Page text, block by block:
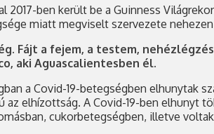
2017-ben került be a Guinness
miatt megviselt szervezete
Fájt a fejem, a testem,
aki Aguascalientesben él.
a Covid-19-betegségben elhunytak
az elhízottság. A Covid-19-ben
cukorbetegségben, illetve